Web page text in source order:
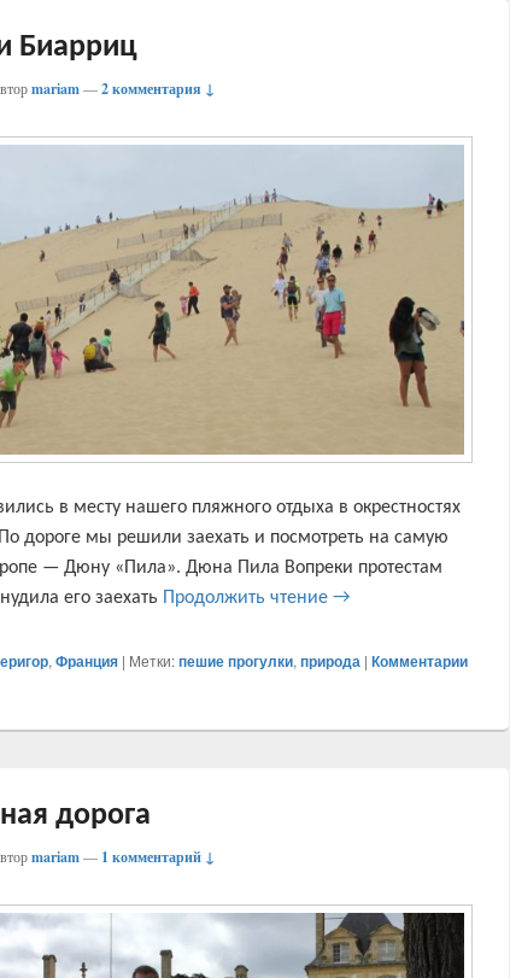
Биарриц
mariam—2 комментария ↓
в месту нашего пляжного отдыха в окрестностях
дороге мы решили заехать и посмотреть на самую
— Дюну «Пила». Дюна Пила Вопреки протестам
его заехать
Продолжить чтение Дюна Пила и Биарриц
→
, Франция | Метки:пешие прогулки, природа | Комментарии
дорога
mariam— 1 комментарий ↓